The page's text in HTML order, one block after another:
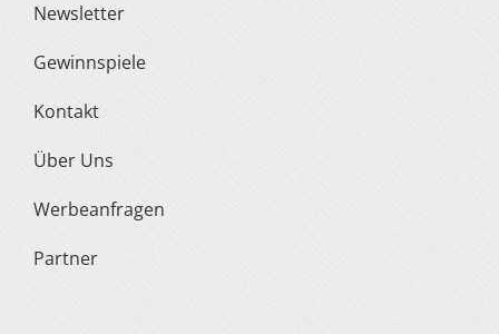
Newsletter
Gewinnspiele
Kontakt
Über Uns
Werbeanfragen
Partner